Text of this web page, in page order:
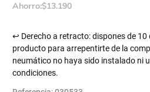
Ahorro:$13.190
↩ Derecho a retracto: dispones de 10
producto para arrepentirte de la
neumático no haya sido instalado ni
condiciones.